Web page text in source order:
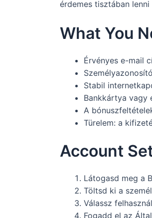
érdemes tisztában
What You
Érvényes e-mail
Stabil
Bankkártya vagy
A
Türelem: a
Account
Látogasd meg a
Töltsd ki a
Válassz
Fogadd el az